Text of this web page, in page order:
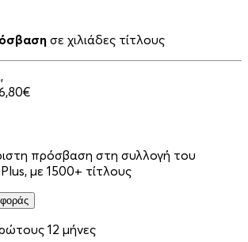
σε χιλιάδες τίτλους
πρόσβαση στη συλλογή του
με 1500+ τίτλους
12 μήνες